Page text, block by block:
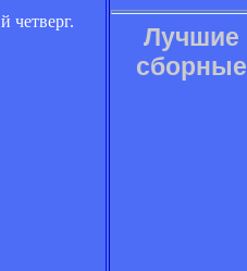
четверг.
Лучшие
сборные